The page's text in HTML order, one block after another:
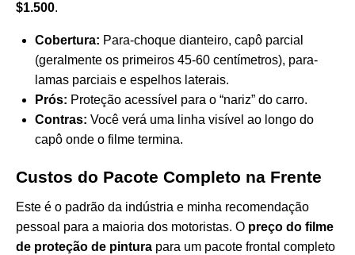
$1.500.
Cobertura: Para-choque dianteiro, capô parcial
(geralmente os primeiros 45-60 centímetros), para-
lamas parciais e espelhos laterais.
Prós: Proteção acessível para o “nariz” do carro.
Contras: Você verá uma linha visível ao longo do
capô onde o filme termina.
Custos do Pacote Completo na Frente
Este é o padrão da indústria e minha recomendação
pessoal para a maioria dos motoristas. O preço do filme
de proteção de pintura para um pacote frontal completo